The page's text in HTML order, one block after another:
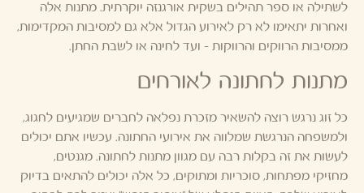
לשתילה או ספר תהילים בשקית אורגנזה יוקרתית. מתנות אלה
ואחרות יתאימו לא רק לאירוע הגדול אלא גם למסיבות המקדימות,
ממסיבות הרווקים והרווקות – ועד לחינה או לשבת החתן.
מתנות לחתונה לאורחים
כל זוג נרגש רוצה להשאיר מזכרת נפלאה לחברים שמגיעים לחגוג,
ולמשפחה הנרגשת שמלווה את אירועי החתונה. עכשיו אתם יכולים
לעשות את זה בקלות רבה עם מגוון מתנות לחתונה. מגנטים,
מחזיקי מפתחות, סוכריות ומתוקים, כל אלה יכולים להתאים בדיוק